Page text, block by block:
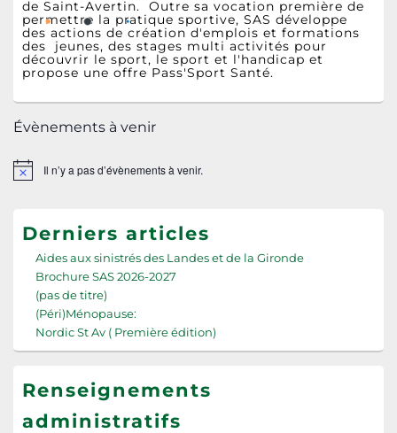
de Saint-Avertin. Outre sa vocation première de
permettre la pratique sportive, SAS développe
des actions de création d'emplois et formations
des jeunes, des stages multi activités pour
découvrir le sport, le sport et l'handicap et
propose une offre Pass'Sport Santé.
Évènements à venir
Notice Il n’y a pas d’évènements à venir.
Derniers articles
Aides aux sinistrés des Landes et de la Gironde
Brochure SAS 2026-2027
(pas de titre)
(Péri)Ménopause:
Nordic St Av ( Première édition)
Renseignements
administratifs